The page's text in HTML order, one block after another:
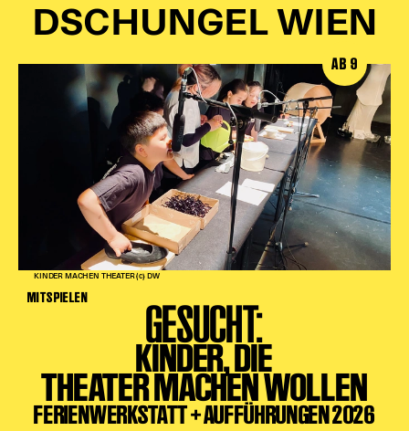
DSCHUNGEL WIEN
KINDER MACHEN THEATER (c) DW
AB 9
MITSPIELEN GESUCHT:
KINDER, DIE
THEATER MACHEN WOLLEN
FERIENWERKSTATT + AUFFÜHRUNGEN 2026